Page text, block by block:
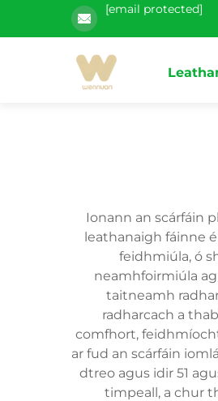
[email protected]
Ionann an scárfáin
leathanaigh fáinne
feidhmiúla, ó
neamhfoirmiúla
taitneamh
radharcach a
comfhort,
ar fud an scárfáin
dtreo agus idir 51
timpeall, a chur